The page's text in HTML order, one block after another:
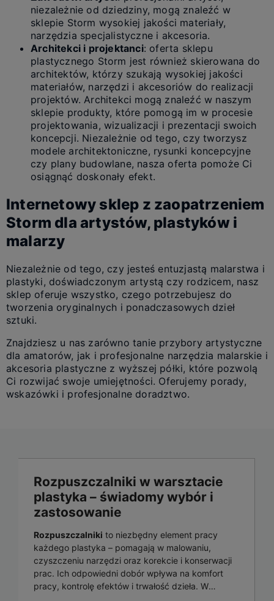
niezależnie od dziedziny, mogą znaleźć w
sklepie Storm wysokiej jakości materiały,
narzędzia specjalistyczne i akcesoria.
Architekci i projektanci: oferta sklepu
plastycznego Storm jest również skierowana do
architektów, którzy szukają wysokiej jakości
materiałów, narzędzi i akcesoriów do realizacji
projektów. Architekci mogą znaleźć w naszym
sklepie produkty, które pomogą im w procesie
projektowania, wizualizacji i prezentacji swoich
koncepcji. Niezależnie od tego, czy tworzysz
modele architektoniczne, rysunki koncepcyjne
czy plany budowlane, nasza oferta pomoże Ci
osiągnąć doskonały efekt.
Internetowy sklep z zaopatrzeniem
Storm dla artystów, plastyków i
malarzy
Niezależnie od tego, czy jesteś entuzjastą malarstwa i
plastyki, doświadczonym artystą czy rodzicem, nasz
sklep oferuje wszystko, czego potrzebujesz do
tworzenia oryginalnych i ponadczasowych dzieł
sztuki.
Znajdziesz u nas zarówno tanie przybory artystyczne
dla amatorów, jak i profesjonalne narzędzia malarskie i
akcesoria plastyczne z wyższej półki, które pozwolą
Ci rozwijać swoje umiejętności. Oferujemy porady,
wskazówki i profesjonalne doradztwo.
Rozpuszczalniki w warsztacie
plastyka – świadomy wybór i
zastosowanie
Rozpuszczalniki to niezbędny element pracy
każdego plastyka – pomagają w malowaniu,
czyszczeniu narzędzi oraz korekcie i konserwacji
prac. Ich odpowiedni dobór wpływa na komfort
pracy, kontrolę efektów i trwałość dzieła. W